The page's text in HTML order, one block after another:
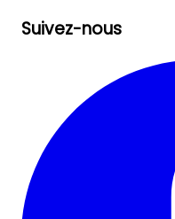
Suivez-nous